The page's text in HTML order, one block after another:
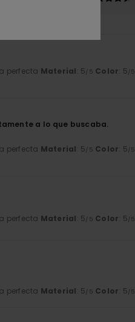
perfecta Material: 5/5 Color: 5/5
a lo que buscaba.
perfecta Material: 5/5 Color: 5/5
perfecta Material: 5/5 Color: 5/5
perfecta Material: 5/5 Color: 5/5